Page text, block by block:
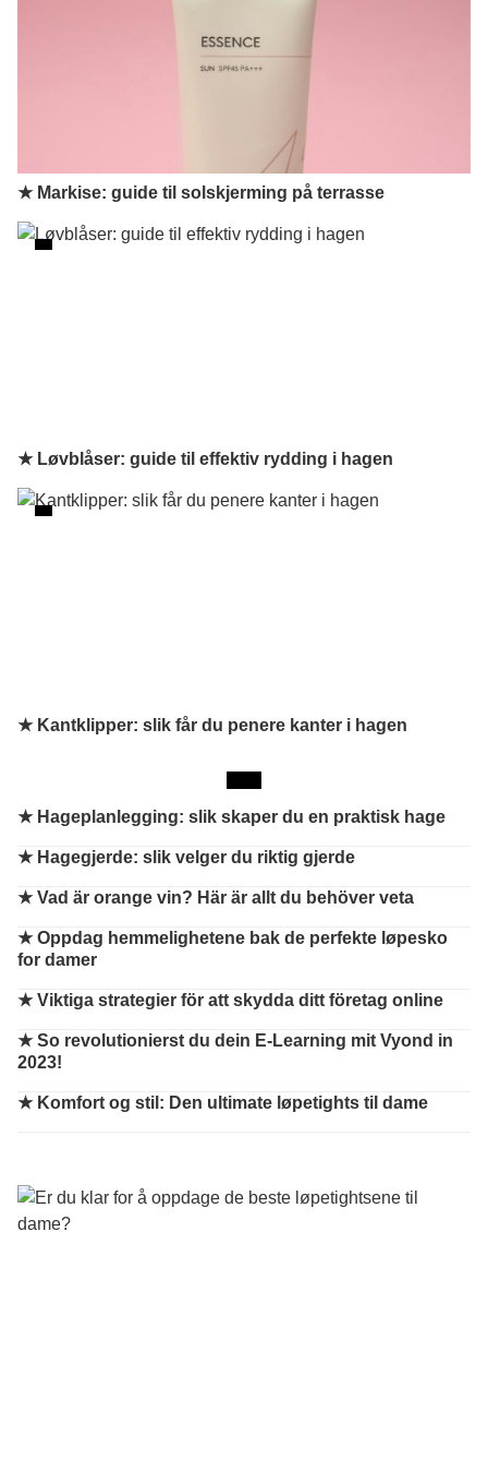
★ Markise: guide til solskjerming på terrasse
★ Løvblåser: guide til effektiv rydding i hagen
★ Kantklipper: slik får du penere kanter i hagen
★ Hageplanlegging: slik skaper du en praktisk hage
★ Hagegjerde: slik velger du riktig gjerde
★Vad är orange vin? Här är allt du behöver veta
★Oppdag hemmelighetene bak de perfekte løpesko
for damer
★Viktiga strategier för att skydda ditt företag online
★So revolutionierst du dein E-Learning mit Vyond in
2023!
★ Komfort og stil: Den ultimate løpetights til dame